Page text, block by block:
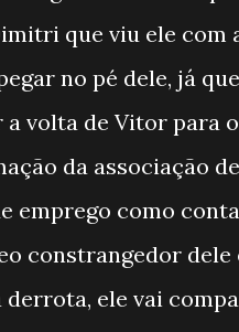
que viu ele com
no pé dele, já
volta de Vitor para
da associação
emprego como
constrangedor
ele vai